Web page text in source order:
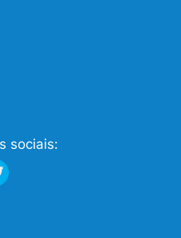
sociais: